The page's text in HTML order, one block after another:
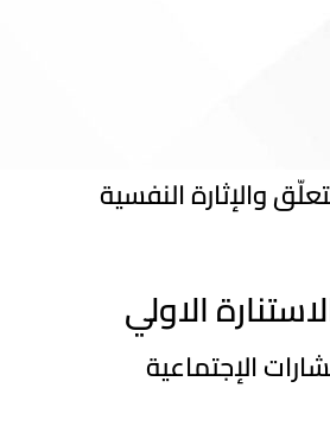
والإثارة النفسية
الاولي
الإجتماعية